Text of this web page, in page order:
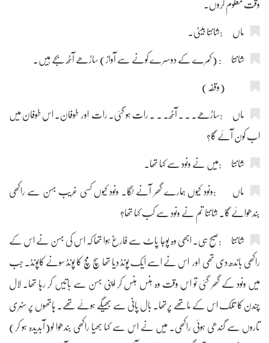
وقت معلوم کروں۔
ماں :شانتا بیٹی۔
شانتا : (کمرے کے دوسرے کونے سے آواز) ساڑھے آٹھ بجے ہیں۔
(وقفہ)
ماں :ساڑھے۔ ۔ ۔ آٹھ۔ ۔ ۔ رات ہو گئی۔ رات اور طوفان۔ اس طوفان میں
اب کون آئے گا؟
شانتا :میں نے ونود سے کہا تھا۔
ماں :ونود کیوں ہمارے گھر آنے لگا۔ ونود کیوں کسی غریب بہن سے راکھی
بندھوائے گا۔ شانتا تم نے ونود سے کب کہا تھا؟
شانتا :صبح ہی۔ ابھی وہ پوجا پاٹ سے فارغ ہوا تھا کہ اس کی بہن نے اس کے
راکھی باندھ دی تھی اور اس نے اسے ایک پونڈ دیا تھا سچ مچ کا پونڈ سونے کاپونڈ۔ جب
میں ونود کے گھر گئی تو اس وقت وہ ہنس ہنس کر اپنی بہن سے باتیں کر رہا تھا۔ لال
چندن کا تلک اس کے ماتھے پرتھا۔ بال پانی سے بھیگے ہوئے تھے۔ ہاتھوں پر سنہری
تاروں سے گندھی ہوئی راکھی۔ میں نے اس سے کہا بھیا راکھی بندھوا لو(آبدیدہ ہو کر)